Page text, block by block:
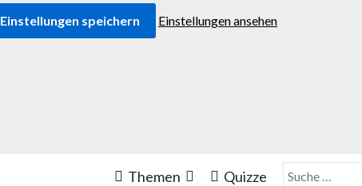
Einstellungen speichern Einstellungen ansehen
Themen Quizze